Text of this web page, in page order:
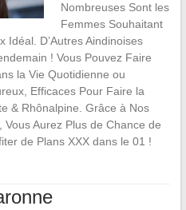
Nombreuses Sont les
Femmes Souhaitant
Idéal. D’Autres Aindinoises
! Vous Pouvez Faire
la Vie Quotidienne ou
Efficaces Pour Faire la
& Rhônalpine. Grâce à Nos
Aurez Plus de Chance de
de Plans XXX dans le 01 !